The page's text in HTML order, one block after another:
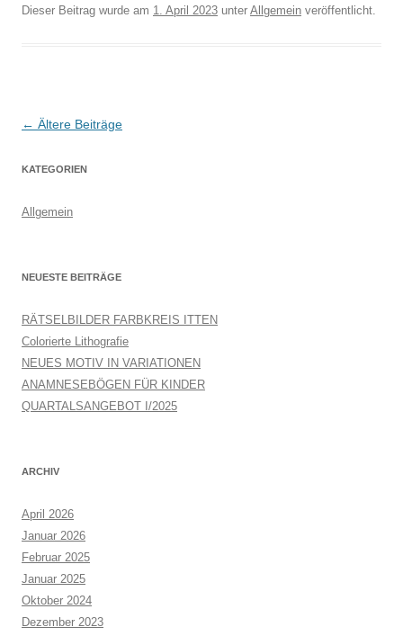
Dieser Beitrag wurde am 1. April 2023 unter Allgemein veröffentlicht.
Beitrags-
← Ältere Beiträge
KATEGORIEN
Allgemein
NEUESTE BEITRÄGE
RÄTSELBILDER FARBKREIS ITTEN
Colorierte Lithografie
NEUES MOTIV IN VARIATIONEN
ANAMNESEBÖGEN FÜR KINDER
QUARTALSANGEBOT I/2025
ARCHIV
April 2026
Januar 2026
Februar 2025
Januar 2025
Oktober 2024
Dezember 2023